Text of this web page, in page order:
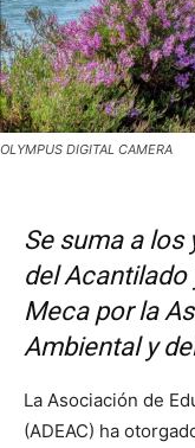
OLYMPUS DIGITAL CAMERA
Se suma a los
del Acantilado
Meca por la
Ambiental y
La Asociación de
(ADEAC) ha